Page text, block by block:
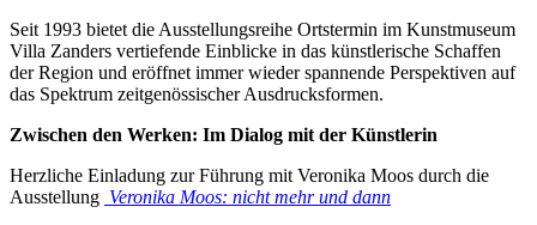
Seit 1993 bietet die Ausstellungsreihe Ortstermin im Kunstmuseum
Villa Zanders vertiefende Einblicke in das künstlerische Schaffen
der Region und eröffnet immer wieder spannende Perspektiven auf
das Spektrum zeitgenössischer Ausdrucksformen.
Zwischen den Werken: Im Dialog mit der Künstlerin
Herzliche Einladung zur Führung mit Veronika Moos durch die
Ausstellung Veronika Moos: nicht mehr und dann